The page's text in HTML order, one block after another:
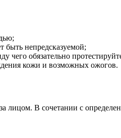
быть непредсказуемой;
чего обязательно
кожи и возможных ожогов.
лицом. В сочетании с